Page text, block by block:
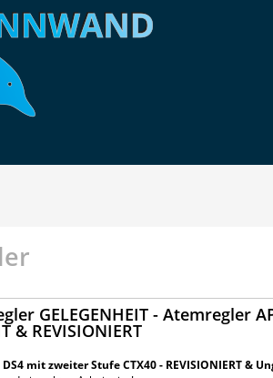
GELEGENHEIT - Atemregler
& REVISIONIERT
mit zweiter Stufe CTX40 - REVISIONIERT &